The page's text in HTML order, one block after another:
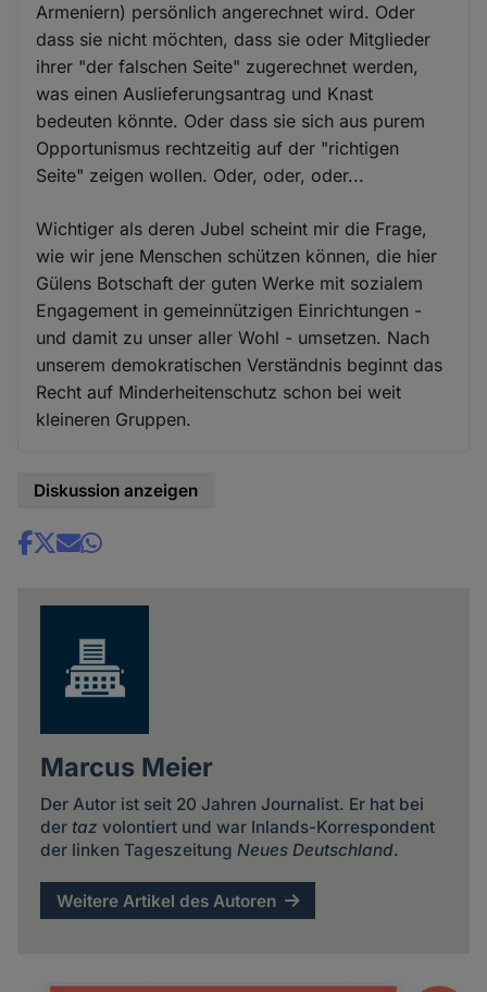
Armeniern) persönlich angerechnet wird. Oder
dass sie nicht möchten, dass sie oder Mitglieder
ihrer "der falschen Seite" zugerechnet werden,
was einen Auslieferungsantrag und Knast
bedeuten könnte. Oder dass sie sich aus purem
Opportunismus rechtzeitig auf der "richtigen
Seite" zeigen wollen. Oder, oder, oder...
Wichtiger als deren Jubel scheint mir die Frage,
wie wir jene Menschen schützen können, die hier
Gülens Botschaft der guten Werke mit sozialem
Engagement in gemeinnützigen Einrichtungen -
und damit zu unser aller Wohl - umsetzen. Nach
unserem demokratischen Verständnis beginnt das
Recht auf Minderheitenschutz schon bei weit
kleineren Gruppen.
Diskussion anzeigen
Share
Marcus Meier
Der Autor ist seit 20 Jahren Journalist. Er hat bei
der taz volontiert und war Inlands-Korrespondent
der linken Tageszeitung Neues Deutschland.
Weitere Artikel des Autoren